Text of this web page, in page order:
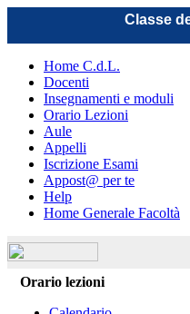
Classe
Home C.d.L.
Docenti
Insegnamenti e moduli
Orario Lezioni
Aule
Appelli
Iscrizione Esami
Appost@ per te
Help
Home Generale Facoltà
Orario lezioni